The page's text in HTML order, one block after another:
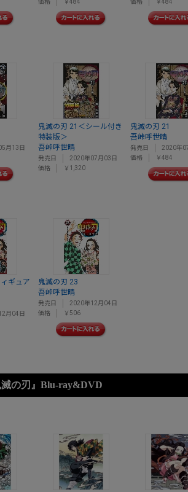
価格
￥484
価格
￥484
月13日
鬼滅の刃 21＜シール付き
特装版＞
吾峠呼世晴
発売日
2020年07月03日
価格
￥1,320
鬼滅の刃 21
吾峠呼世晴
発売日
2020年
価格
￥484
ギュア
月04日
鬼滅の刃 23
吾峠呼世晴
発売日
2020年12月04日
価格
￥506
の刃』Blu-ray&DVD